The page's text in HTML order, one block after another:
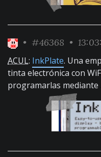
• #46368 •
ACUL: InkPlate. Una
tinta electrónica con
programarlas mediante